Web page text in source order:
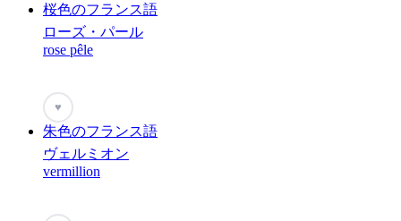
桜色のフランス語
ローズ・パール
rose pêle
♥
朱色のフランス語
ヴェルミオン
vermillion